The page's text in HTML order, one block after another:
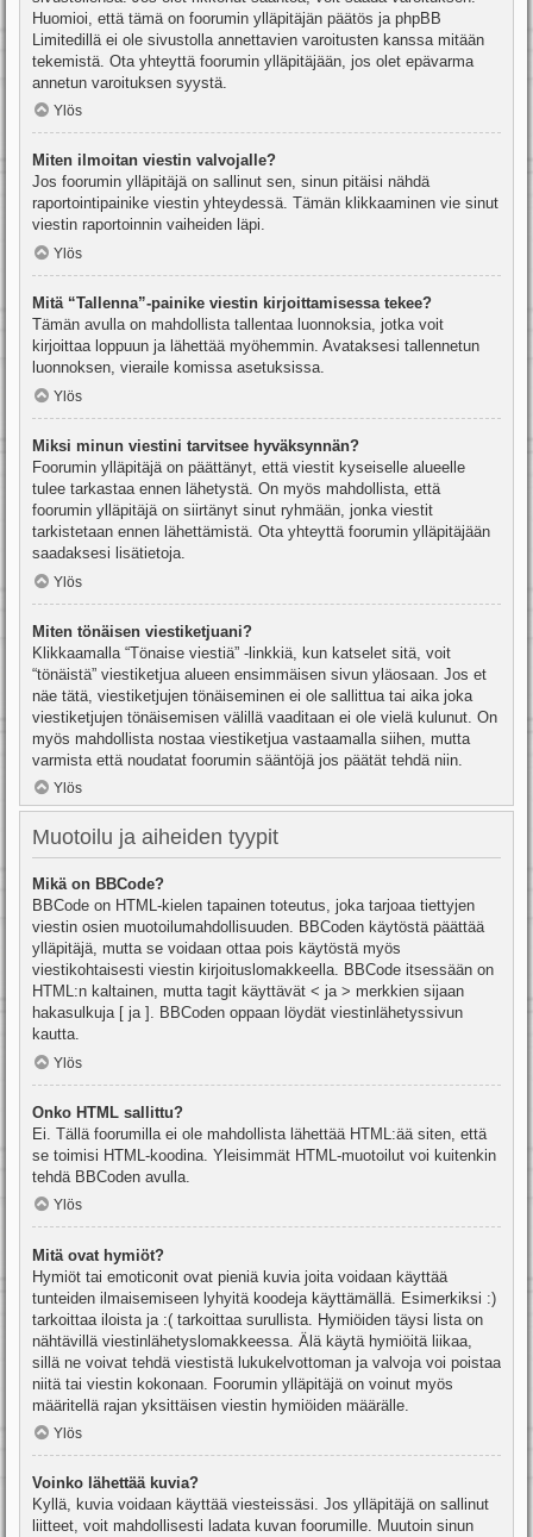
Huomioi, että tämä on foorumin ylläpitäjän päätös ja phpBB
Limitedillä ei ole sivustolla annettavien varoitusten kanssa mitään
tekemistä. Ota yhteyttä foorumin ylläpitäjään, jos olet epävarma
annetun varoituksen syystä.
Ylös
Miten ilmoitan viestin valvojalle?
Jos foorumin ylläpitäjä on sallinut sen, sinun pitäisi nähdä
raportointipainike viestin yhteydessä. Tämän klikkaaminen vie sinut
viestin raportoinnin vaiheiden läpi.
Ylös
Mitä “Tallenna”-painike viestin kirjoittamisessa tekee?
Tämän avulla on mahdollista tallentaa luonnoksia, jotka voit
kirjoittaa loppuun ja lähettää myöhemmin. Avataksesi tallennetun
luonnoksen, vieraile komissa asetuksissa.
Ylös
Miksi minun viestini tarvitsee hyväksynnän?
Foorumin ylläpitäjä on päättänyt, että viestit kyseiselle alueelle
tulee tarkastaa ennen lähetystä. On myös mahdollista, että
foorumin ylläpitäjä on siirtänyt sinut ryhmään, jonka viestit
tarkistetaan ennen lähettämistä. Ota yhteyttä foorumin ylläpitäjään
saadaksesi lisätietoja.
Ylös
Miten tönäisen viestiketjuani?
Klikkaamalla “Tönaise viestiä” -linkkiä, kun katselet sitä, voit
“tönäistä” viestiketjua alueen ensimmäisen sivun yläosaan. Jos et
näe tätä, viestiketjujen tönäiseminen ei ole sallittua tai aika joka
viestiketjujen tönäisemisen välillä vaaditaan ei ole vielä kulunut. On
myös mahdollista nostaa viestiketjua vastaamalla siihen, mutta
varmista että noudatat foorumin sääntöjä jos päätät tehdä niin.
Ylös
Muotoilu ja aiheiden tyypit
Mikä on BBCode?
BBCode on HTML-kielen tapainen toteutus, joka tarjoaa tiettyjen
viestin osien muotoilumahdollisuuden. BBCoden käytöstä päättää
ylläpitäjä, mutta se voidaan ottaa pois käytöstä myös
viestikohtaisesti viestin kirjoituslomakkeella. BBCode itsessään on
HTML:n kaltainen, mutta tagit käyttävät < ja > merkkien sijaan
hakasulkuja [ ja ]. BBCoden oppaan löydät viestinlähetyssivun
kautta.
Ylös
Onko HTML sallittu?
Ei. Tällä foorumilla ei ole mahdollista lähettää HTML:ää siten, että
se toimisi HTML-koodina. Yleisimmät HTML-muotoilut voi kuitenkin
tehdä BBCoden avulla.
Ylös
Mitä ovat hymiöt?
Hymiöt tai emoticonit ovat pieniä kuvia joita voidaan käyttää
tunteiden ilmaisemiseen lyhyitä koodeja käyttämällä. Esimerkiksi :)
tarkoittaa iloista ja :( tarkoittaa surullista. Hymiöiden täysi lista on
nähtävillä viestinlähetyslomakkeessa. Älä käytä hymiöitä liikaa,
sillä ne voivat tehdä viestistä lukukelvottoman ja valvoja voi poistaa
niitä tai viestin kokonaan. Foorumin ylläpitäjä on voinut myös
määritellä rajan yksittäisen viestin hymiöiden määrälle.
Ylös
Voinko lähettää kuvia?
Kyllä, kuvia voidaan käyttää viesteissäsi. Jos ylläpitäjä on sallinut
liitteet, voit mahdollisesti ladata kuvan foorumille. Muutoin sinun